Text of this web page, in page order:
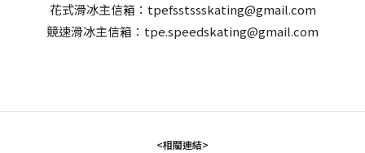
花式滑冰主信箱：tpefsstssskating@gmail.com
競速滑冰主信箱：tpe.speedskating@gmail.com
<相關連結>